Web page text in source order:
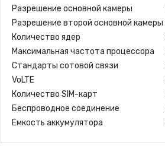
Разрешение основной камеры
Разрешение второй основной камеры
Количество ядер
Максимальная частота процессора
Стандарты сотовой связи
VoLTE
Количество SIM-карт
Беспроводное соединение
Емкость аккумулятора